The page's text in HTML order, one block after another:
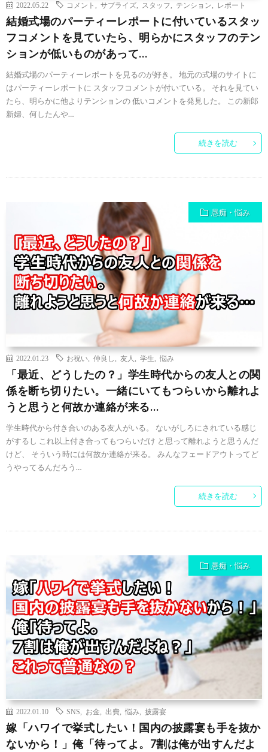
2022.05.22 コメント サプライズ スタッフ テンション レポート
結婚式場のパーティーレポートに付いているスタッ
フコメントを見ていたら、明らかにスタッフのテン
ションが低いものがあって…
結婚式場のパーティーレポートを見るのが好き。 地元の式場のサイトに
はパーティーレポートに スタッフコメントが付いている。 それを見てい
たら、明らかに他よりテンションの 低いコメントを発見した。 この新郎
新婦、何したんや…
続きを読む
愚痴・悩み
2022.01.23 お祝い 仲良し 友人 学生 悩み
「最近、どうしたの？」学生時代からの友人との関
係を断ち切りたい。一緒にいてもつらいから離れよ
うと思うと何故か連絡が来る…
学生時代から付き合いのある友人がいる。 ないがしろにされている感じ
がするし これ以上付き合ってもつらいだけ と思って離れようと思うんだ
けど、 そういう時には何故か連絡が来る。 みんなフェードアウトってど
うやってるんだろう…
続きを読む
愚痴・悩み
2022.01.10 SNS お金 出費 悩み 披露宴
嫁「ハワイで挙式したい！国内の披露宴も手を抜か
ないから！」俺「待ってよ。7割は俺が出すんだよ